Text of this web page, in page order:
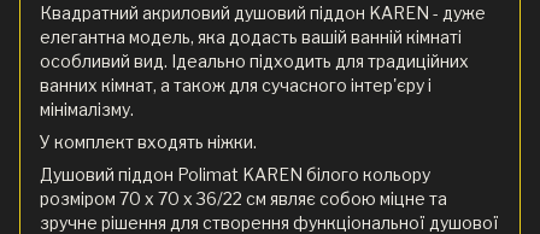
Квадратний акриловий душовий піддон KAREN - дуже
елегантна модель, яка додасть вашій ванній кімнаті
особливий вид. Ідеально підходить для традиційних
ванних кімнат, а також для сучасного інтер'єру і
мінімалізму.
У комплект входять ніжки.
Душовий піддон Polimat KAREN білого кольору
розміром 70 х 70 х 36/22 см являє собою міцне та
зручне рішення для створення функціональної душової